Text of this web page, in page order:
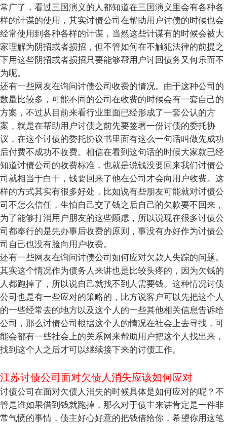
常广了，看过三国演义的人都知道在三国演义里会有各种各
样的计谋的使用，其实讨债公司在帮助用户讨债的时候也会
经常使用到各种各样的计谋，当然这些计谋有的时候会被大
家理解为阴招或者损招，但不管如何在不触犯法律的前提之
下用这些阴招或者损招只要能够帮用户讨回债务又何乐而不
为呢。
还有一些网友在询问讨债公司收费的情况。由于这种公司的
数量比较多，可能不同的公司在收费的时候会有一套自己的
方案，不过从目前来看行业里面已经形成了一套公认的方
案，就是在帮助用户讨债之前先要签署一份讨债的委托协
议，在这个讨债的委托协议书里面有这么一句话叫做先成功
后付费不成功不收费。相信在看到这句话的时候大家就已经
知道讨债公司的收费标准，也就是说钱没要回来我们讨债公
司就相当于白干，钱要回来了他在公司才会向用户收费。这
样的方式其实有很多好处，比如说有些朋友可能就对讨债公
司不怎么信任，生怕自己交了钱之后自己的欠款要不回来，
为了能够打消用户朋友的这些顾虑，所以说现在很多讨债公
司都奉行的是先办事后收费的原则，事没有办好作为讨债公
司自己也没有脸向用户收费。
还有一些网友在询问讨债公司如何应对欠款人失踪的问题。
其实这个情况作为债务人来讲也是比较头疼的，因为欠钱的
人都跑掉了，所以说自己就找不到人需要钱。这种情况讨债
公司也是有一些应对的策略的，比方说客户可以先把这个人
的一些经常去的地方以及这个人的一些其他相关信息告诉给
公司，那么讨债公司根据这个人的情况在社会上去寻找，可
能会都有一些社会上的关系网来帮助用户把这个人找出来，
找到这个人之后才可以继续接下来的讨债工作。
江苏讨债公司面对欠债人消失应该如何应对
讨债公司在面对欠债人消失的时候具体是如何应对的呢？不
管是谁如果借到钱就跑掉，那么对于债主来讲肯定是一件非
常气愤的事情，债主好心好意的把钱借给你，希望你用这笔